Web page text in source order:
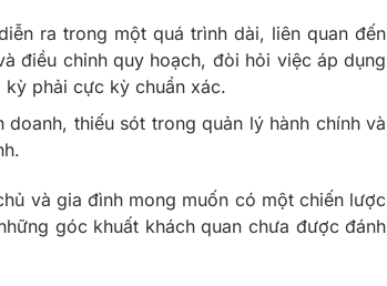
ra trong một quá trình dài, liên quan đến
điều chỉnh quy hoạch, đòi hỏi việc áp dụng
phải cực kỳ chuẩn xác.
thiếu sót trong quản lý hành chính và
và gia đình mong muốn có một chiến lược
góc khuất khách quan chưa được đánh